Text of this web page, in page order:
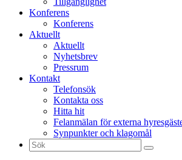
Konferens
Konferens
Aktuellt
Aktuellt
Nyhetsbrev
Pressrum
Kontakt
Telefonsök
Kontakta oss
Hitta hit
Felanmälan för externa
Synpunkter och klagomål
Sök
efter: